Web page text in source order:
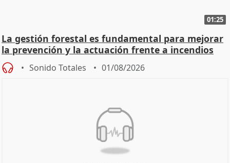
01:25
La gestión forestal es fundamental para mejorar
la prevención y la actuación frente a incendios
Sonido Totales 01/08/2026